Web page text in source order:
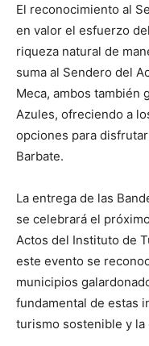
El reconocimiento al
en valor el esfuerzo
riqueza natural de
suma al Sendero del
Meca, ambos también
Azules, ofreciendo a
opciones para
Barbate.
La entrega de las
se celebrará el
Actos del Instituto de
este evento se
municipios
fundamental de estas
turismo sostenible y la